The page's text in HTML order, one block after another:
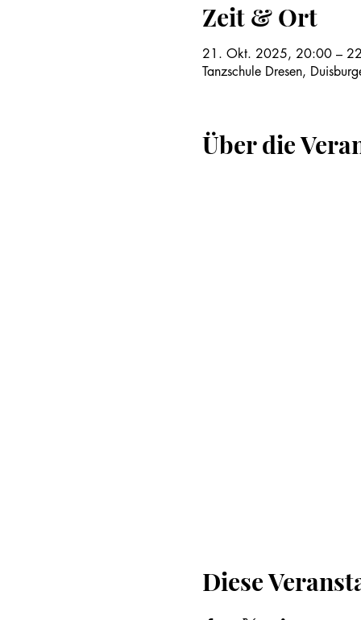
Zeit & Ort
21. Okt. 2025, 20:00 –
Tanzschule Dresen,
Über die
Diese